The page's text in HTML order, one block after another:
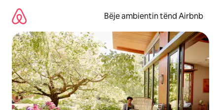
përmbajtja
Bëje ambientin tënd Airbnb